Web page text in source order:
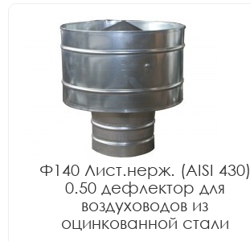
Ф140 Лист.нерж. (AISI 430)
0.50 дефлектор для
воздуховодов из
оцинкованной стали